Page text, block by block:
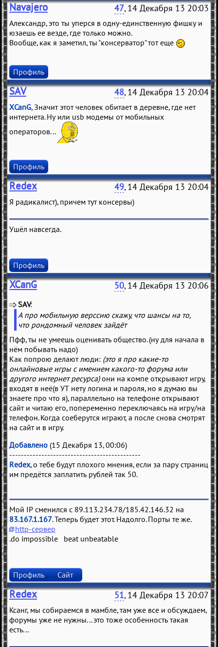
Navajero 47, 14 Декабря 13 20:03
Александр, это ты уперся в одну-единственную фишку и
юзаешь ее везде, где только можно.
Вообще, как я заметил, ты "консерватор" тот еще
Профиль
SAV 48, 14 Декабря 13 20:04
XCanG, Значит этот человек обитает в деревне, где нет
интернета. Ну или usb модемы от мобильных
операторов...
Профиль
Redex 49, 14 Декабря 13 20:04
Я радикалист), причем тут консервы)
Ушёл навсегда.
Профиль
XCanG 50, 14 Декабря 13 20:06
SAV
А про мобильную верссию скажу, что шансы на то,
что рондомный человек зайдёт
Пфф, ты не умеешь оценивать общество. (ну для начала в
нём побывать надо)
Как попрою делают люди: (это я про какие-то
онлайновые игры с имением какого-то форума или
другого интернет ресурса)они на компе открывают игру,
входят в неё(в УТ нету логина и пароля, но я думаю вы
знаете про что я), параллельно на телефоне открывают
сайт и читаю его, попеременно переключаясь на игру/на
телефон. Когда соеберутся играют, а после снова смотрят
на сайт и в игру.
Добавлено (15 Декабря 13, 00:06)
---------------------------------------------
Redex, о тебе будут плохого мнения, если за пару страниц
им предётся заплатить рублей так 50.
Мой IP сменился с 89.113.234.78/185.42.146.32 на
83.167.1.167. Теперь будет этот. Надолго. Порты те же.
http-сервер
.do impossible beat unbeatable
Профиль Сайт
Redex 51, 14 Декабря 13 20:07
Ксанг, мы собираемся в мамбле, там уже все и обсуждаем,
форумы уже не нужны... это тоже особенность такая
есть...